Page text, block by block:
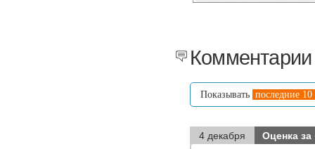
Показывать последние 10
4 декабря Оценка